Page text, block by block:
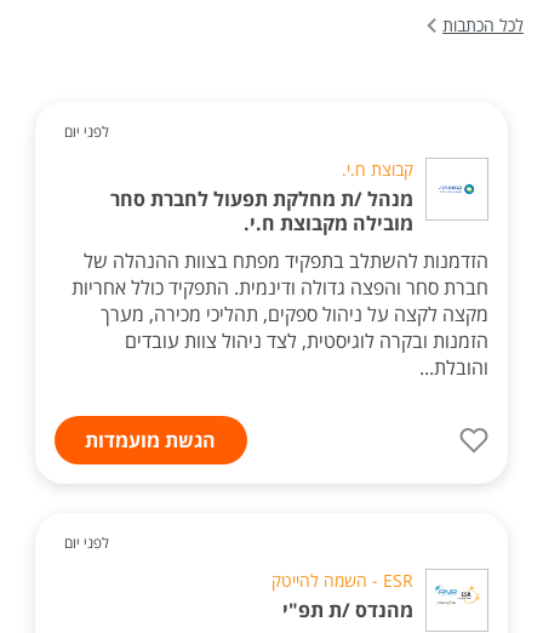
לכל הכתבות
לפני יום
קבוצת ח.י.
מנהל /ת מחלקת תפעול לחברת סחר
מובילה מקבוצת ח.י.
הזדמנות להשתלב בתפקיד מפתח בצוות ההנהלה של
חברת סחר והפצה גדולה ודינמית. התפקיד כולל אחריות
מקצה לקצה על ניהול ספקים, תהליכי מכירה, מערך
הזמנות ובקרה לוגיסטית, לצד ניהול צוות עובדים
והובלת...
הגשת מועמדות
לפני יום
ESR - השמה להייטק
מהנדס /ת תפ"י